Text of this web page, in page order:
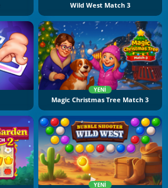
Wild West Match 3
YENI
Magic Christmas Tree Match 3
YENI